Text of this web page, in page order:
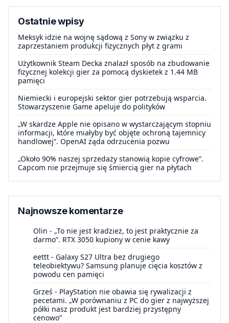
Ostatnie wpisy
Meksyk idzie na wojnę sądową z Sony w związku z
zaprzestaniem produkcji fizycznych płyt z grami
Użytkownik Steam Decka znalazł sposób na zbudowanie
fizycznej kolekcji gier za pomocą dyskietek z 1.44 MB
pamięci
Niemiecki i europejski sektor gier potrzebują wsparcia.
Stowarzyszenie Game apeluje do polityków
„W skardze Apple nie opisano w wystarczającym stopniu
informacji, które miałyby być objęte ochroną tajemnicy
handlowej”. OpenAI żąda odrzucenia pozwu
„Około 90% naszej sprzedaży stanowią kopie cyfrowe”.
Capcom nie przejmuje się śmiercią gier na płytach
Najnowsze komentarze
Olin - „To nie jest kradzież, to jest praktycznie za
darmo”. RTX 3050 kupiony w cenie kawy
eettt - Galaxy S27 Ultra bez drugiego
teleobiektywu? Samsung planuje cięcia kosztów z
powodu cen pamięci
Grześ - PlayStation nie obawia się rywalizacji z
pecetami. „W porównaniu z PC do gier z najwyższej
półki nasz produkt jest bardziej przystępny
cenowo”